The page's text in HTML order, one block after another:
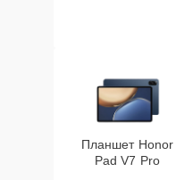
Планшет Honor
Pad V7 Pro